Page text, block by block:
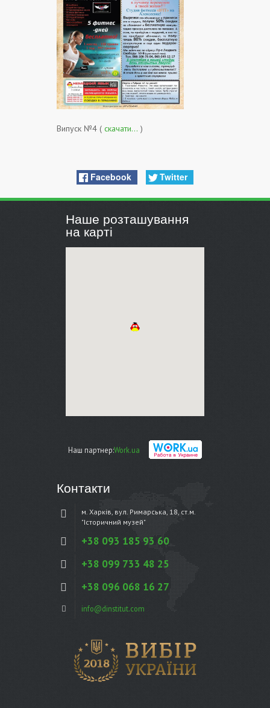
Випуск №4 ( скачати… )
Facebook Twitter
Наше розташування
на карті
Наш партнер:Work.ua
Контакти
м. Харків, вул. Римарська, 18, ст.м.
"Історичний музей"
+38 093 185 93 60
+38 099 733 48 25
+38 096 068 16 27
info@dinstitut.com